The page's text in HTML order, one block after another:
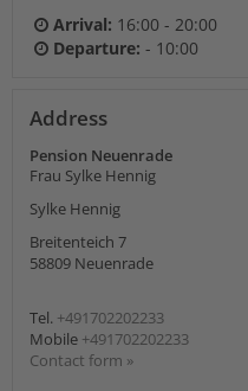
Arrival: 16:00 - 20:00
Departure: - 10:00
Address
Pension Neuenrade
Frau Sylke Hennig
Sylke Hennig
Breitenteich 7
58809 Neuenrade
Tel. +491702202233
Mobile +491702202233
Contact form »